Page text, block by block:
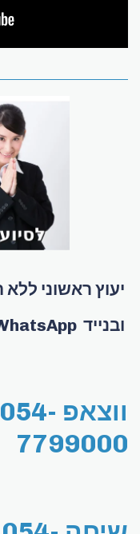
זמינות ב WhatsApp ובנייד
ווצאפ 054-
7799000